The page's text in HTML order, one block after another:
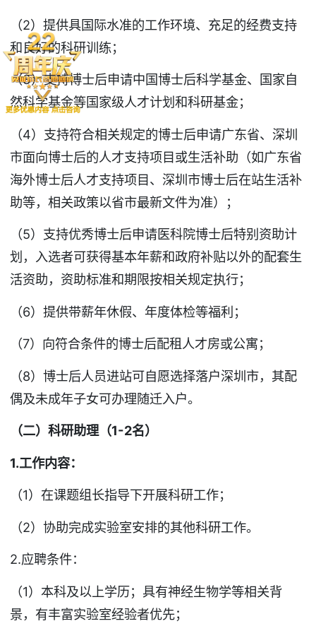
（2）提供具国际水准的工作环境、充足的经费支持
和良好的科研训练；
（3）支持博士后申请中国博士后科学基金、国家自
然科学基金等国家级人才计划和科研基金；
（4）支持符合相关规定的博士后申请广东省、深圳
市面向博士后的人才支持项目或生活补助（如广东省
海外博士后人才支持项目、深圳市博士后在站生活补
助等，相关政策以省市最新文件为准）；
（5）支持优秀博士后申请医科院博士后特别资助计
划，入选者可获得基本年薪和政府补贴以外的配套生
活资助，资助标准和期限按相关规定执行；
（6）提供带薪年休假、年度体检等福利；
（7）向符合条件的博士后配租人才房或公寓；
（8）博士后人员进站可自愿选择落户深圳市，其配
偶及未成年子女可办理随迁入户。
（二）科研助理（1-2名）
1.工作内容：
（1）在课题组长指导下开展科研工作；
（2）协助完成实验室安排的其他科研工作。
2.应聘条件：
（1）本科及以上学历；具有神经生物学等相关背
景，有丰富实验室经验者优先；